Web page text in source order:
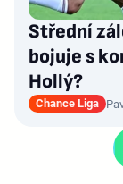
Střední
bojuje s
Hollý?
Chance Liga